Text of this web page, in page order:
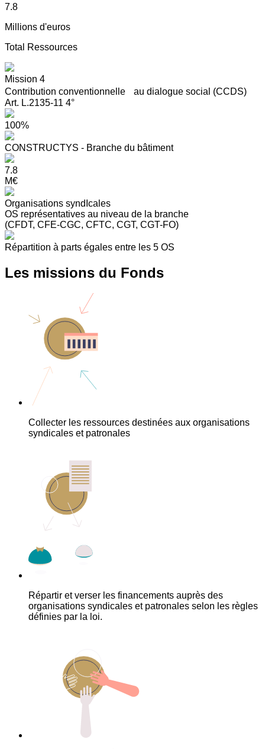
7.8
Millions d'euros
Total Ressources
Mission 4
Contribution conventionnelle au dialogue social (CCDS)
Art. L.2135-11 4°
100%
CONSTRUCTYS - Branche du bâtiment
7.8
M€
Organisations syndIcales
OS représentatives au niveau de la branche
(CFDT, CFE-CGC, CFTC, CGT, CGT-FO)
Répartition à parts égales entre les 5 OS
Les missions du Fonds
Collecter les ressources destinées aux organisations
syndicales et patronales
Répartir et verser les financements auprès des
organisations syndicales et patronales selon les règles
définies par la loi.